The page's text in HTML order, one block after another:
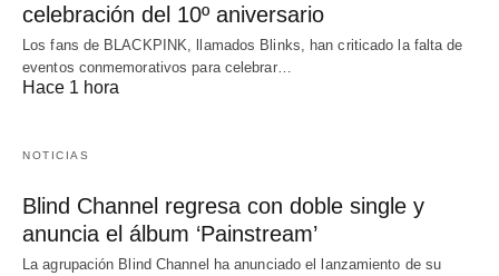
celebración del 10º aniversario
Los fans de BLACKPINK, llamados Blinks, han criticado la falta de
eventos conmemorativos para celebrar…
Hace 1 hora
NOTICIAS
Blind Channel regresa con doble single y
anuncia el álbum ‘Painstream’
La agrupación Blind Channel ha anunciado el lanzamiento de su